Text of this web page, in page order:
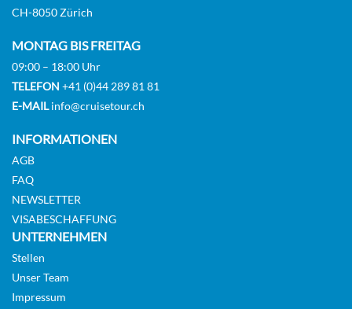
CH-8050 Zürich
MONTAG BIS FREITAG
09:00 – 18:00 Uhr
TELEFON +41 (0)44 289 81 81
E-MAILinfo@cruisetour.ch
INFORMATIONEN
AGB
FAQ
NEWSLETTER
VISABESCHAFFUNG
UNTERNEHMEN
Stellen
Unser Team
Impressum